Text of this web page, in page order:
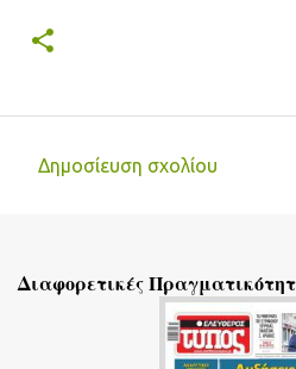
λ
Δημοσίευση σχολίου
Διαφορετικές